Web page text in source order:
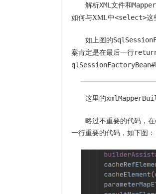
解析XML文件和Mapper
如何与XML中<select>这
如上图的
案肯定是在最后一行
这里的
略过不重要的代码，在
一行重要的代码，如下图：